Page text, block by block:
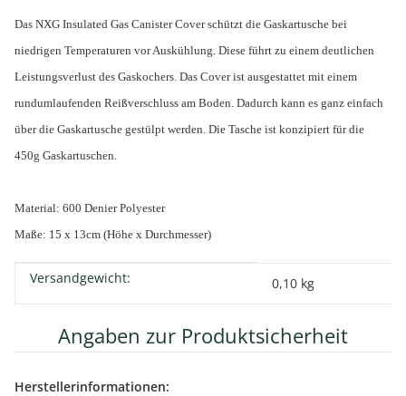
Das NXG Insulated Gas Canister Cover schützt die Gaskartusche bei
niedrigen Temperaturen vor Auskühlung. Diese führt zu einem deutlichen
Leistungsverlust des Gaskochers. Das Cover ist ausgestattet mit einem
rundumlaufenden Reißverschluss am Boden. Dadurch kann es ganz einfach
über die Gaskartusche gestülpt werden. Die Tasche ist konzipiert für die
450g Gaskartuschen.
Material: 600 Denier Polyester
Maße: 15 x 13cm (Höhe x Durchmesser)
Produkteigenschaft
Wert
Versandgewicht: 0,10 kg
Angaben zur Produktsicherheit
Herstellerinformationen: